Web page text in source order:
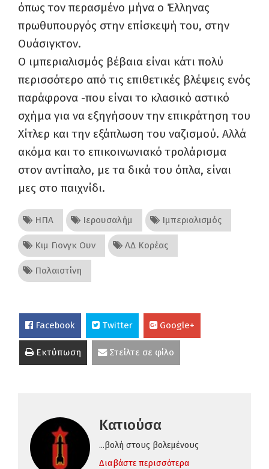
όπως τον περασμένο μήνα ο Έλληνας
πρωθυπουργός στην επίσκεψή του, στην
Ουάσιγκτον.
Ο ιμπεριαλισμός βέβαια είναι κάτι πολύ
περισσότερο από τις επιθετικές βλέψεις ενός
παράφρονα -που είναι το κλασικό αστικό
σχήμα για να εξηγήσουν την επικράτηση του
Χίτλερ και την εξάπλωση του ναζισμού. Αλλά
ακόμα και το επικοινωνιακό τρολάρισμα
στον αντίπαλο, με τα δικά του όπλα, είναι
μες στο παιχνίδι.
ΗΠΑ Ιερουσαλήμ Ιμπεριαλισμός
Κιμ Γιονγκ Ουν ΛΔ Κορέας
Παλαιστίνη
Facebook Twitter Google+
Εκτύπωση Στείλτε σε φίλο
Κατιούσα
...βολή στους βολεμένους
Διαβάστε περισσότερα